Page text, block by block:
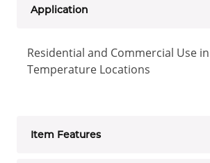
Application
Residential and Commercial Use
Temperature Locations
Item Features